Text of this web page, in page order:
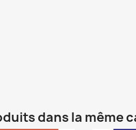
dans la même